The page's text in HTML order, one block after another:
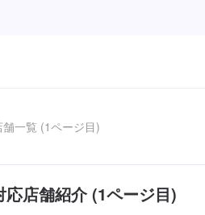
舗一覧 (1ページ目)
店舗紹介 (1ページ目)